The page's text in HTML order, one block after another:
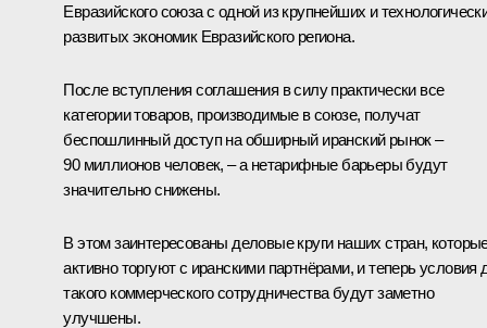
Евразийского союза с одной из крупнейших и
развитых экономик Евразийского региона.
После вступления соглашения в силу практически все
категории товаров, производимые в союзе, получат
беспошлинный доступ на обширный иранский рынок –
90 миллионов человек, – а нетарифные барьеры будут
значительно снижены.
В этом заинтересованы деловые круги наших стран,
активно торгуют с иранскими партнёрами, и теперь условия
такого коммерческого сотрудничества будут заметно
улучшены.